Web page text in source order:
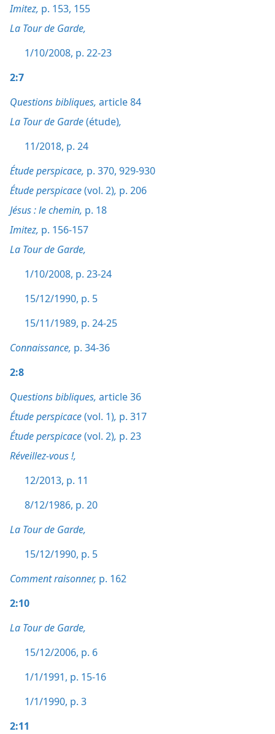
Imitez, p. 153, 155
La Tour de Garde,
1/10/2008, p. 22-23
2:7
Questions bibliques, article 84
La Tour de Garde(étude),
11/2018, p. 24
Étude perspicace, p. 370, 929-930
Étude perspicace(vol. 2), p. 206
Jésus : le chemin, p. 18
Imitez, p. 156-157
La Tour de Garde,
1/10/2008, p. 23-24
15/12/1990, p. 5
15/11/1989, p. 24-25
Connaissance, p. 34-36
2:8
Questions bibliques, article 36
Étude perspicace(vol. 1), p. 317
Étude perspicace(vol. 2), p. 23
Réveillez-vous !,
12/2013, p. 11
8/12/1986, p. 20
La Tour de Garde,
15/12/1990, p. 5
Comment raisonner, p. 162
2:10
La Tour de Garde,
15/12/2006, p. 6
1/1/1991, p. 15-16
1/1/1990, p. 3
2:11